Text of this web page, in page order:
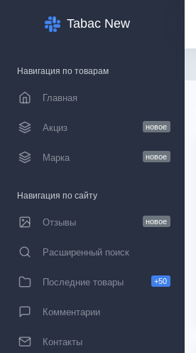
Tabac New
Навигация по товарам
Главная
Акциз новое
Марка новое
Навигация по сайту
Отзывы новое
Расширенный поиск
Последние товары +50
Комментарии
Контакты